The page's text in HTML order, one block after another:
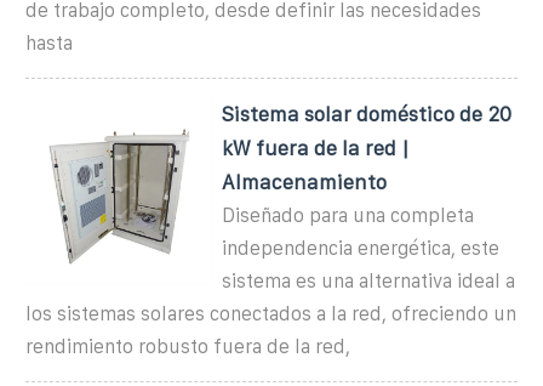
de trabajo completo, desde definir las necesidades
hasta
Sistema solar doméstico de 20
kW fuera de la red |
Almacenamiento
Diseñado para una completa
independencia energética, este
sistema es una alternativa ideal a
los sistemas solares conectados a la red, ofreciendo un
rendimiento robusto fuera de la red,